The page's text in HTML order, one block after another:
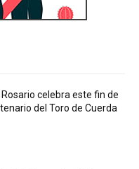
celebra este fin de
del Toro de Cuerda